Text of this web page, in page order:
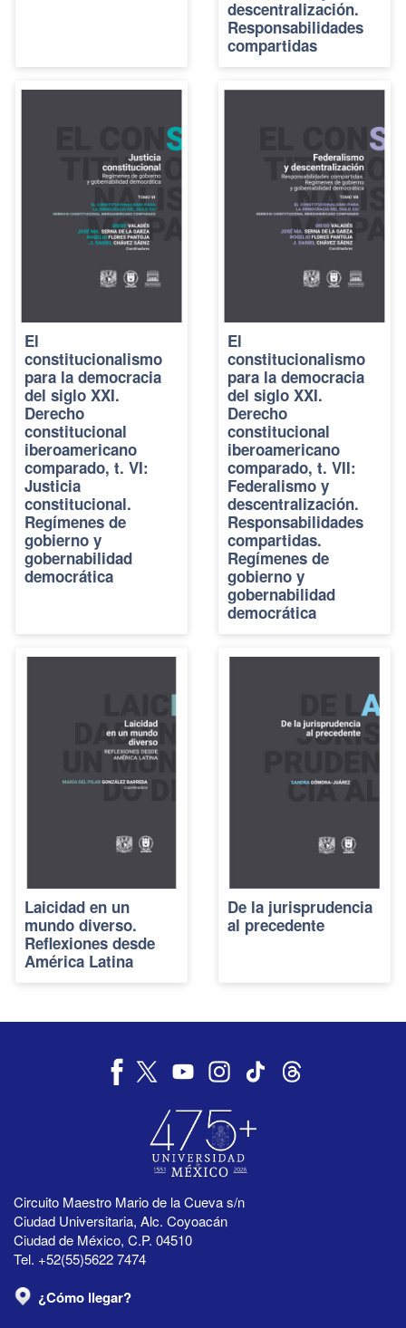
descentralización.
Responsabilidades
compartidas
El
constitucionalismo
para la democracia
del siglo XXI.
Derecho
constitucional
iberoamericano
comparado, t. VI:
Justicia
constitucional.
Regímenes de
gobierno y
gobernabilidad
democrática
El
constitucionalismo
para la democracia
del siglo XXI.
Derecho
constitucional
iberoamericano
comparado, t. VII:
Federalismo y
descentralización.
Responsabilidades
compartidas.
Regímenes de
gobierno y
gobernabilidad
democrática
Laicidad en un
mundo diverso.
Reflexiones desde
América Latina
De la jurisprudencia
al precedente
Circuito Maestro Mario de la Cueva s/n
Ciudad Universitaria, Alc. Coyoacán
Ciudad de México, C.P. 04510
Tel. +52(55)5622 7474
¿Cómo llegar?